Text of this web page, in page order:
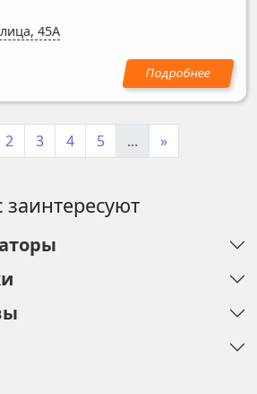
45А
2 3 4 5 ... »